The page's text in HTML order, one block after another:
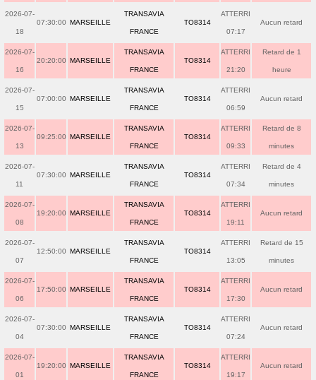
2026-07-
18
07:30:00 MARSEILLE
TRANSAVIA
FRANCE
TO8314
ATTERRI
07:17
Aucun retard
2026-07-
16
20:20:00 MARSEILLE
TRANSAVIA
FRANCE
TO8314
ATTERRI
21:20
Retard de 1
heure
2026-07-
15
07:00:00 MARSEILLE
TRANSAVIA
FRANCE
TO8314
ATTERRI
06:59
Aucun retard
2026-07-
13
09:25:00 MARSEILLE
TRANSAVIA
FRANCE
TO8314
ATTERRI
09:33
Retard de 8
minutes
2026-07-
11
07:30:00 MARSEILLE
TRANSAVIA
FRANCE
TO8314
ATTERRI
07:34
Retard de 4
minutes
2026-07-
08
19:20:00 MARSEILLE
TRANSAVIA
FRANCE
TO8314
ATTERRI
19:11
Aucun retard
2026-07-
07
12:50:00 MARSEILLE
TRANSAVIA
FRANCE
TO8314
ATTERRI
13:05
Retard de 15
minutes
2026-07-
06
17:50:00 MARSEILLE
TRANSAVIA
FRANCE
TO8314
ATTERRI
17:30
Aucun retard
2026-07-
04
07:30:00 MARSEILLE
TRANSAVIA
FRANCE
TO8314
ATTERRI
07:24
Aucun retard
2026-07-
01
19:20:00 MARSEILLE
TRANSAVIA
FRANCE
TO8314
ATTERRI
19:17
Aucun retard